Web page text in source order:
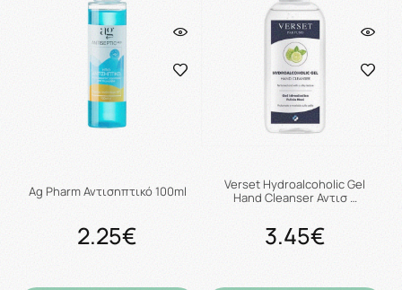
Ag Pharm Αντισηπτικό 100ml
2.25€
Verset Hydroalcoholic Gel
Hand Cleanser Αντισ …
3.45€